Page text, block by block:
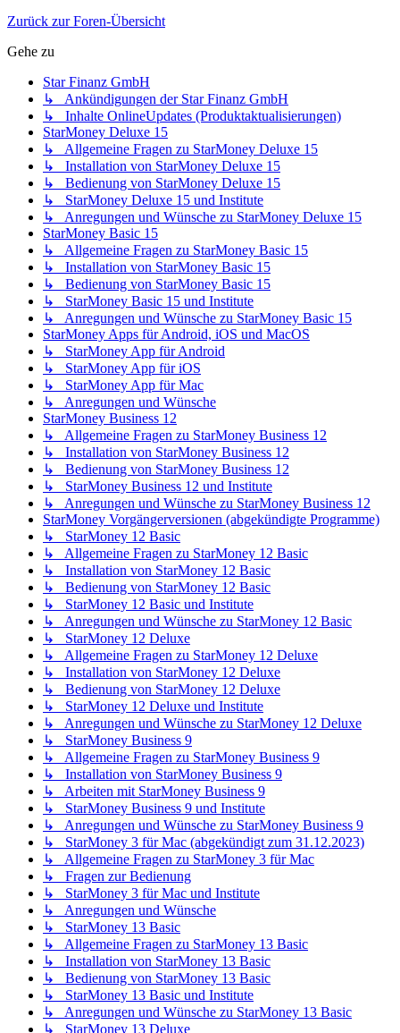
Zurück zur Foren-Übersicht
Gehe zu
Star Finanz GmbH
↳ Ankündigungen der Star Finanz GmbH
↳ Inhalte OnlineUpdates (Produktaktualisierungen)
StarMoney Deluxe 15
↳ Allgemeine Fragen zu StarMoney Deluxe 15
↳ Installation von StarMoney Deluxe 15
↳ Bedienung von StarMoney Deluxe 15
↳ StarMoney Deluxe 15 und Institute
↳ Anregungen und Wünsche zu StarMoney Deluxe 15
StarMoney Basic 15
↳ Allgemeine Fragen zu StarMoney Basic 15
↳ Installation von StarMoney Basic 15
↳ Bedienung von StarMoney Basic 15
↳ StarMoney Basic 15 und Institute
↳ Anregungen und Wünsche zu StarMoney Basic 15
StarMoney Apps für Android, iOS und MacOS
↳ StarMoney App für Android
↳ StarMoney App für iOS
↳ StarMoney App für Mac
↳ Anregungen und Wünsche
StarMoney Business 12
↳ Allgemeine Fragen zu StarMoney Business 12
↳ Installation von StarMoney Business 12
↳ Bedienung von StarMoney Business 12
↳ StarMoney Business 12 und Institute
↳ Anregungen und Wünsche zu StarMoney Business 12
StarMoney Vorgängerversionen (abgekündigte Programme)
↳ StarMoney 12 Basic
↳ Allgemeine Fragen zu StarMoney 12 Basic
↳ Installation von StarMoney 12 Basic
↳ Bedienung von StarMoney 12 Basic
↳ StarMoney 12 Basic und Institute
↳ Anregungen und Wünsche zu StarMoney 12 Basic
↳ StarMoney 12 Deluxe
↳ Allgemeine Fragen zu StarMoney 12 Deluxe
↳ Installation von StarMoney 12 Deluxe
↳ Bedienung von StarMoney 12 Deluxe
↳ StarMoney 12 Deluxe und Institute
↳ Anregungen und Wünsche zu StarMoney 12 Deluxe
↳ StarMoney Business 9
↳ Allgemeine Fragen zu StarMoney Business 9
↳ Installation von StarMoney Business 9
↳ Arbeiten mit StarMoney Business 9
↳ StarMoney Business 9 und Institute
↳ Anregungen und Wünsche zu StarMoney Business 9
↳ StarMoney 3 für Mac (abgekündigt zum 31.12.2023)
↳ Allgemeine Fragen zu StarMoney 3 für Mac
↳ Fragen zur Bedienung
↳ StarMoney 3 für Mac und Institute
↳ Anregungen und Wünsche
↳ StarMoney 13 Basic
↳ Allgemeine Fragen zu StarMoney 13 Basic
↳ Installation von StarMoney 13 Basic
↳ Bedienung von StarMoney 13 Basic
↳ StarMoney 13 Basic und Institute
↳ Anregungen und Wünsche zu StarMoney 13 Basic
↳ StarMoney 13 Deluxe